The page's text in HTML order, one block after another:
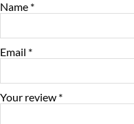
a
s
:
₹
6
:
₹
5
,
1
Your review *
Name *
Email *